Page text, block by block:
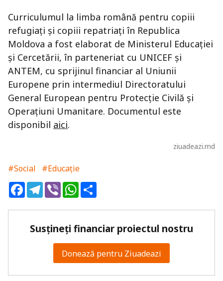
Curriculumul la limba română pentru copiii
refugiați și copiii repatriați în Republica
Moldova a fost elaborat de Ministerul Educației
și Cercetării, în parteneriat cu UNICEF și
ANTEM, cu sprijinul financiar al Uniunii
Europene prin intermediul Directoratului
General European pentru Protecție Civilă și
Operațiuni Umanitare. Documentul este
disponibil aici.
ziuadeazi.md
#Social
#Educație
FacebookTelegram
ViberWhatsApp
Susțineți financiar proiectul nostru
Donează pentru Ziuadeazi